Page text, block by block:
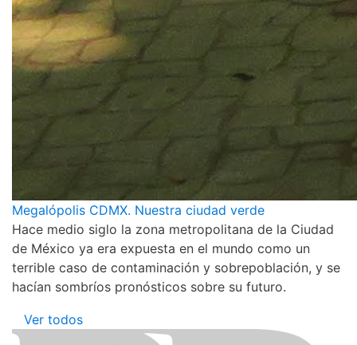
Megalópolis CDMX. Nuestra ciudad verde
Hace medio siglo la zona metropolitana de la Ciudad
de México ya era expuesta en el mundo como un
terrible caso de contaminación y sobrepoblación, y se
hacían sombríos pronósticos sobre su futuro.
Ver todos